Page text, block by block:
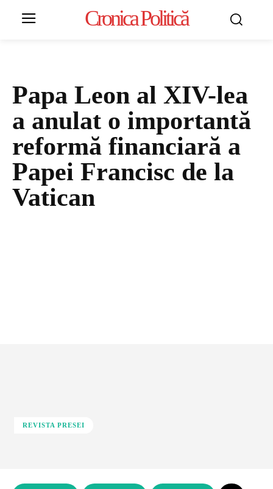
Cronica Politică
Papa Leon al XIV-lea
a anulat o importantă
reformă financiară a
Papei Francisc de la
Vatican
REVISTA PRESEI